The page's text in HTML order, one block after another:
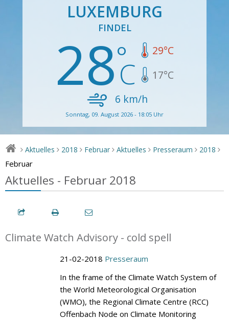
LUXEMBURG
FINDEL
28 29°C
17°C
6 km/h
Sonntag, 09. August 2026 - 18:05 Uhr
> Aktuelles > 2018 > Februar > Aktuelles > Presseraum > 2018 >
Februar
Aktuelles - Februar 2018
Climate Watch Advisory - cold spell
21-02-2018 Presseraum
In the frame of the Climate Watch System of
the World Meteorological Organisation
(WMO), the Regional Climate Centre (RCC)
Offenbach Node on Climate Monitoring